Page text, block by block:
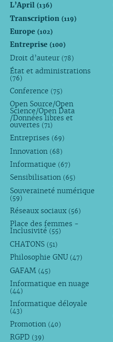
L’April (136)
Transcription (119)
Europe (102)
Entreprise (100)
Droit d’auteur (78)
État et administrations
(76)
Conference (75)
Open Source/Open
Science/Open Data
/Données libres et
ouvertes (71)
Entreprises (69)
Innovation (68)
Informatique (67)
Sensibilisation (65)
Souveraineté numérique
(59)
Réseaux sociaux (56)
Place des femmes -
Inclusivité (55)
CHATONS (51)
Philosophie GNU (47)
GAFAM (45)
Informatique en nuage
(44)
Informatique déloyale
(43)
Promotion (40)
RGPD (39)